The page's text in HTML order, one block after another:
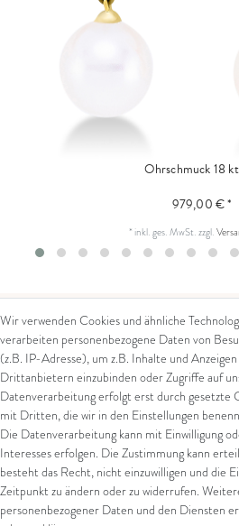
Ohrschmuck 18
979,00 € *
* inkl. ges. MwSt.zzgl.
Kontakt
Kontaktformular
Arena in Arte GmbH
Marktgasse 2,
8600 Dübendorf
Tel: +41 44 821 60 40
Wir verwenden Cookies und ähnliche
verarbeiten personenbezogene Daten von
(z.B. IP-Adresse), um z.B. Inhalte und
Drittanbietern einzubinden oder Zugriffe auf
Datenverarbeitung erfolgt erst durch gesetzte
mit Dritten, die wir in den Einstellungen
Die Datenverarbeitung kann mit Einwilligung
Interesses erfolgen. Die Zustimmung kann
besteht das Recht, nicht einzuwilligen und die
Zeitpunkt zu ändern oder zu widerrufen.
personenbezogener Daten und den Diensten